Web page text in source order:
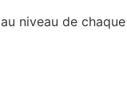
niveau de